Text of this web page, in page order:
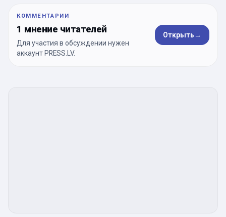
КОММЕНТАРИИ
1 мнение читателей
Для участия в обсуждении нужен
аккаунт PRESS.LV.
Открыть→